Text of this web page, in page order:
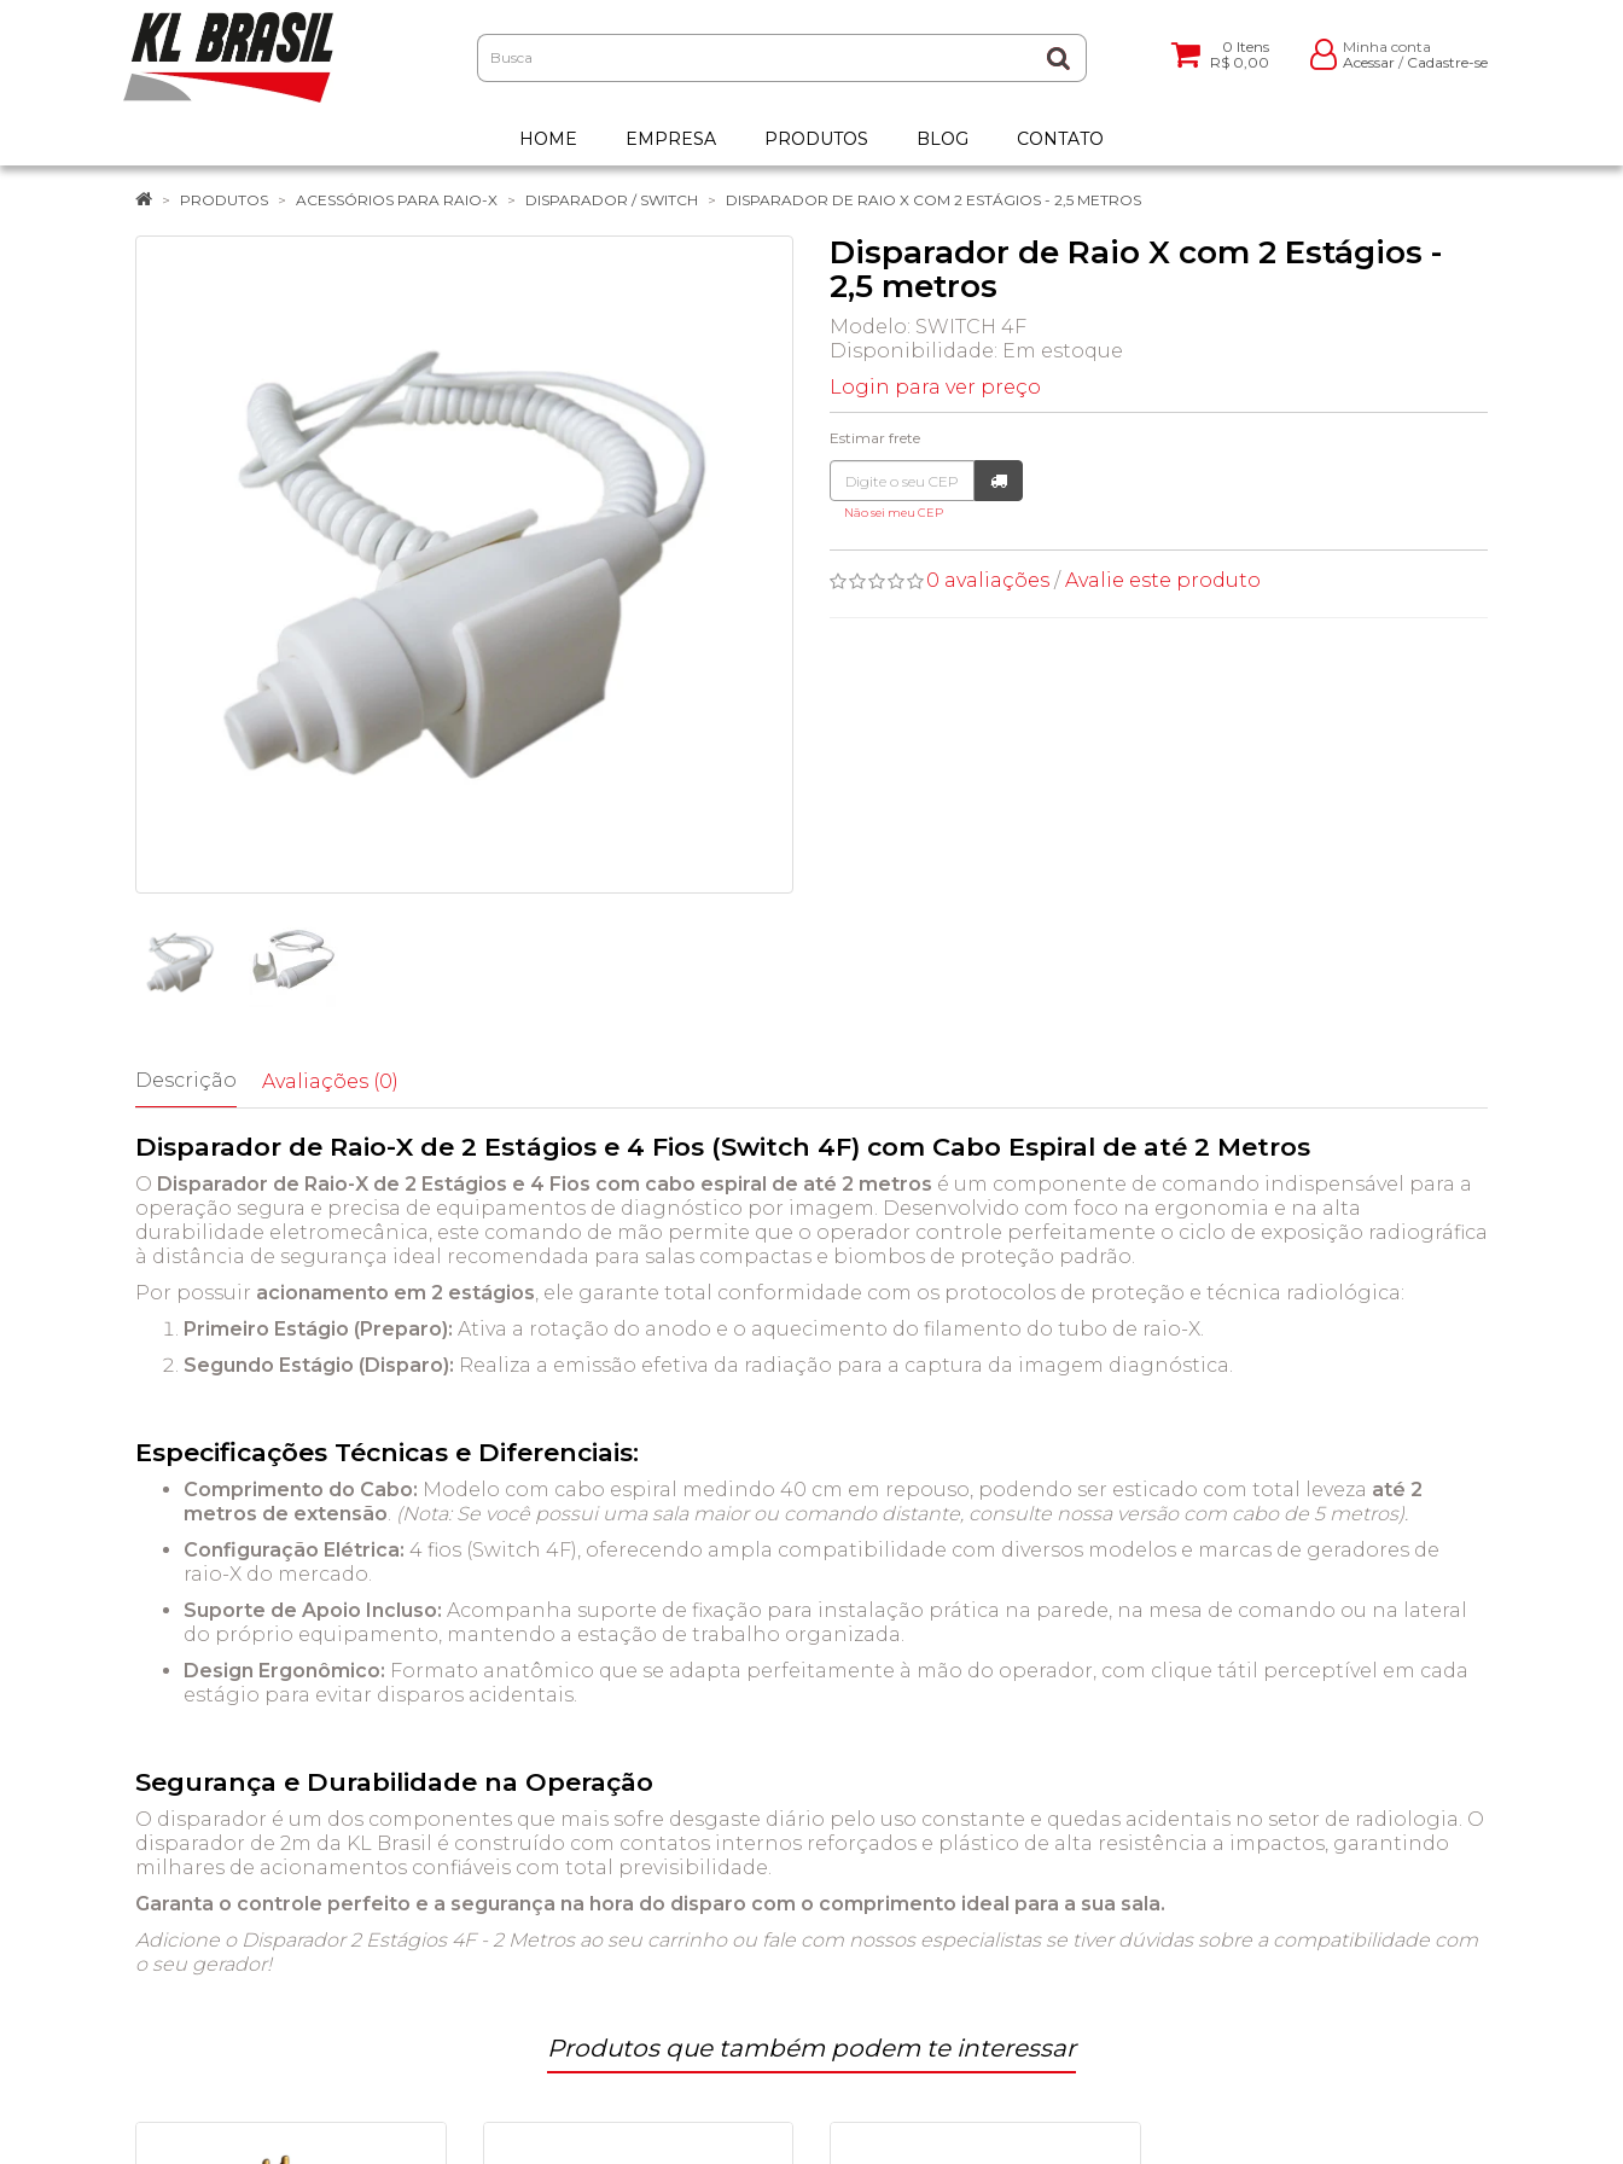
0 Itens
R$ 0,00
Minha conta
Acessar / Cadastre-se
HOME EMPRESA PRODUTOS BLOG CONTATO
PRODUTOS ACESSÓRIOS PARA RAIO-X DISPARADOR / SWITCH DISPARADOR DE RAIO X COM 2 ESTÁGIOS - 2,5 METROS
Disparador de Raio X com 2 Estágios -
2,5 metros
Modelo: SWITCH 4F
Disponibilidade: Em estoque
Login para ver preço
Estimar frete
Não sei meu CEP
0 avaliações / Avalie este produto
Descrição Avaliações (0)
Disparador de Raio-X de 2 Estágios e 4 Fios (Switch 4F) com Cabo Espiral de até 2 Metros
O Disparador de Raio-X de 2 Estágios e 4 Fios com cabo espiral de até 2 metros é um componente de comando indispensável para a
operação segura e precisa de equipamentos de diagnóstico por imagem. Desenvolvido com foco na ergonomia e na alta
durabilidade eletromecânica, este comando de mão permite que o operador controle perfeitamente o ciclo de exposição radiográfica
à distância de segurança ideal recomendada para salas compactas e biombos de proteção padrão.
Por possuir acionamento em 2 estágios, ele garante total conformidade com os protocolos de proteção e técnica radiológica:
Primeiro Estágio (Preparo): Ativa a rotação do anodo e o aquecimento do filamento do tubo de raio-X.
Segundo Estágio (Disparo): Realiza a emissão efetiva da radiação para a captura da imagem diagnóstica.
Especificações Técnicas e Diferenciais:
Comprimento do Cabo: Modelo com cabo espiral medindo 40 cm em repouso, podendo ser esticado com total leveza até 2
metros de extensão. (Nota: Se você possui uma sala maior ou comando distante, consulte nossa versão com cabo de 5 metros).
Configuração Elétrica: 4 fios (Switch 4F), oferecendo ampla compatibilidade com diversos modelos e marcas de geradores de
raio-X do mercado.
Suporte de Apoio Incluso: Acompanha suporte de fixação para instalação prática na parede, na mesa de comando ou na lateral
do próprio equipamento, mantendo a estação de trabalho organizada.
Design Ergonômico: Formato anatômico que se adapta perfeitamente à mão do operador, com clique tátil perceptível em cada
estágio para evitar disparos acidentais.
Segurança e Durabilidade na Operação
O disparador é um dos componentes que mais sofre desgaste diário pelo uso constante e quedas acidentais no setor de radiologia. O
disparador de 2m da KL Brasil é construído com contatos internos reforçados e plástico de alta resistência a impactos, garantindo
milhares de acionamentos confiáveis com total previsibilidade.
Garanta o controle perfeito e a segurança na hora do disparo com o comprimento ideal para a sua sala.
Adicione o Disparador 2 Estágios 4F - 2 Metros ao seu carrinho ou fale com nossos especialistas se tiver dúvidas sobre a compatibilidade com
o seu gerador!
Produtos que também podem te interessar